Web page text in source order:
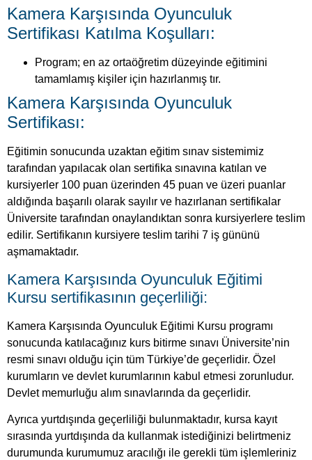
Kamera Karşısında Oyunculuk
Sertifikası Katılma Koşulları:
Program; en az ortaöğretim düzeyinde eğitimini
tamamlamış kişiler için hazırlanmış tır.
Kamera Karşısında Oyunculuk
Sertifikası:
Eğitimin sonucunda uzaktan eğitim sınav sistemimiz
tarafından yapılacak olan sertifika sınavına katılan ve
kursiyerler 100 puan üzerinden 45 puan ve üzeri puanlar
aldığında başarılı olarak sayılır ve hazırlanan sertifikalar
Üniversite tarafından onaylandıktan sonra kursiyerlere teslim
edilir. Sertifikanın kursiyere teslim tarihi 7 iş gününü
aşmamaktadır.
Kamera Karşısında Oyunculuk Eğitimi
Kursu sertifikasının geçerliliği:
Kamera Karşısında Oyunculuk Eğitimi Kursu programı
sonucunda katılacağınız kurs bitirme sınavı Üniversite’nin
resmi sınavı olduğu için tüm Türkiye’de geçerlidir. Özel
kurumların ve devlet kurumlarının kabul etmesi zorunludur.
Devlet memurluğu alım sınavlarında da geçerlidir.
Ayrıca yurtdışında geçerliliği bulunmaktadır, kursa kayıt
sırasında yurtdışında da kullanmak istediğinizi belirtmeniz
durumunda kurumumuz aracılığı ile gerekli tüm işlemleriniz